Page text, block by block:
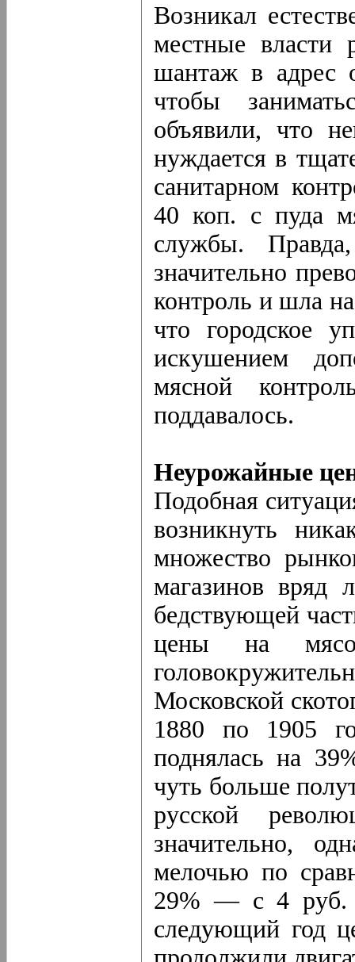
Возникал
местные власти
шантаж в адрес
чтобы
объявили, что
нуждается в
санитарном
40 коп. с пуда
службы.
значительно
контроль и шла
что городское
искушением
мясной
поддавалось.
Неурожайные
Подобная
возникнуть
множество
магазинов вряд
бедствующей
цены на
Московской
1880 по 1905
поднялась на
чуть больше
русской
значительно,
мелочью по
29% — с 4 руб.
следующий год